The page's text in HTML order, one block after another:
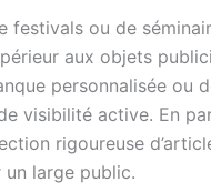
festivals ou de
aux objets
personnalisée ou
visibilité active. En
rigoureuse
large public.